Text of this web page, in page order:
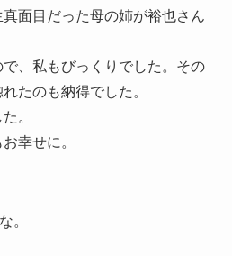
面目だった母の姉が裕也さん
、私もびっくりでした。その
たのも納得でした。
。
幸せに。
。